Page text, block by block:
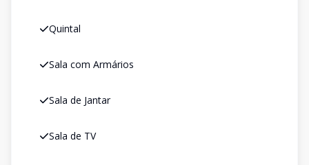
Quintal
Sala com Armários
Sala de Jantar
Sala de TV